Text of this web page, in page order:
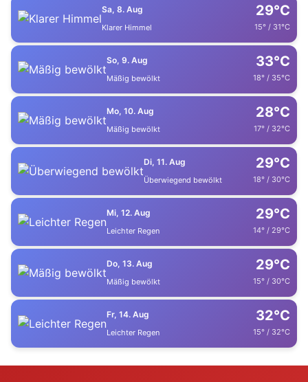
Sa, 8. Aug
Klarer Himmel
29°C
15° / 31°C
So, 9. Aug
Mäßig bewölkt
33°C
18° / 35°C
Mo, 10. Aug
Mäßig bewölkt
28°C
17° / 32°C
Di, 11. Aug
Überwiegend bewölkt
29°C
18° / 30°C
Mi, 12. Aug
Leichter Regen
29°C
14° / 29°C
Do, 13. Aug
Mäßig bewölkt
29°C
15° / 30°C
Fr, 14. Aug
Leichter Regen
32°C
15° / 32°C